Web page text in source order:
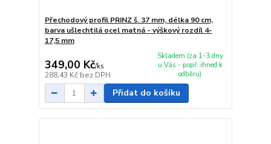
Přechodový profil PRINZ š. 37 mm, délka 90 cm,
barva ušlechtilá ocel matná - výškový rozdíl 4-
17,5 mm
349,00 Kč/ks
288,43 Kč bez DPH
Skladem (za 1-3 dny
u Vás - popř. ihned k
odběru)
Přidat do košíku